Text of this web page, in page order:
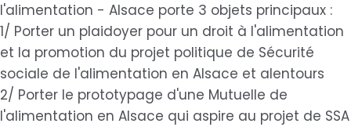
l'alimentation - Alsace porte 3 objets principaux :
1/ Porter un plaidoyer pour un droit à l'alimentation
et la promotion du projet politique de Sécurité
sociale de l'alimentation en Alsace et alentours
2/ Porter le prototypage d'une Mutuelle de
l'alimentation en Alsace qui aspire au projet de SSA